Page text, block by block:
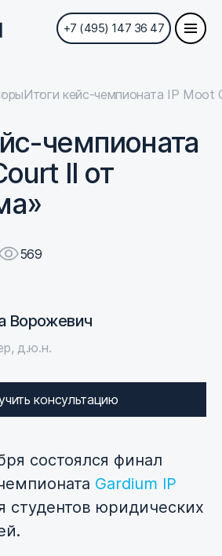
+7 (495) 147 36 47
Итоги кейс-чемпионата IP Moot
чемпионата
II от
569
состоялся финал
Gardium IP
студентов юридических
Ворожевич
д.ю.н.
консультацию